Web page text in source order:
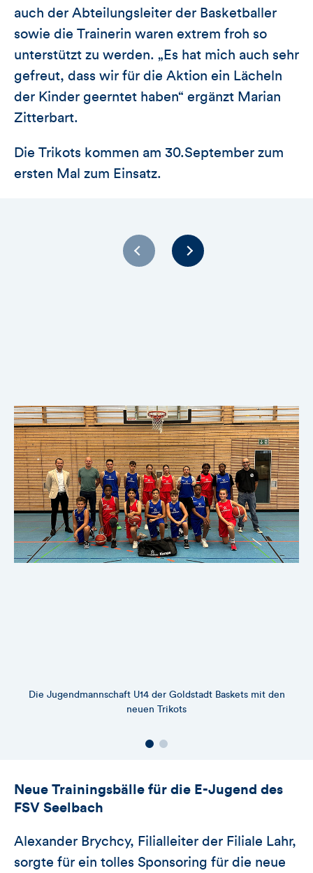
auch der Abteilungsleiter der Basketballer
sowie die Trainerin waren extrem froh so
unterstützt zu werden. „Es hat mich auch sehr
gefreut, dass wir für die Aktion ein Lächeln
der Kinder geerntet haben“ ergänzt Marian
Zitterbart.
Die Trikots kommen am 30.September zum
ersten Mal zum Einsatz.
Die Jugendmannschaft U14 der Goldstadt Baskets mit den
neuen Trikots
Neue Trainingsbälle für die E-Jugend des
FSV Seelbach
Alexander Brychcy, Filialleiter der Filiale Lahr,
sorgte für ein tolles Sponsoring für die neue